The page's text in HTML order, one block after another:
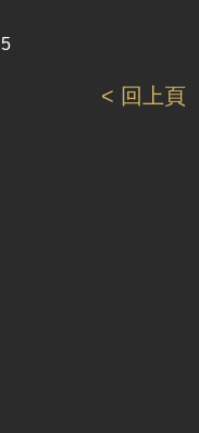
< 回上頁